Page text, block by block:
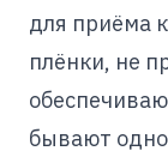
для приёма
плёнки, не
бывают